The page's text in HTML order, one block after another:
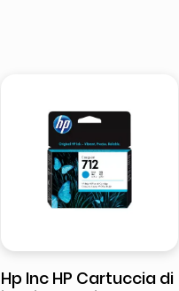
Hp Inc HP Cartuccia di